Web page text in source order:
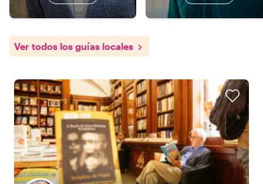
Ver todos los guías locales